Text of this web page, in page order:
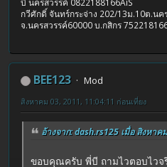
กวีศักดิ์ จันทร์กระจ่าง 202/13ม.10ต.นค
จ.นครสวรรค์60000 บ.กสิกร
BEE123
Mod
สิงหาคม 03, 2011, 11:04:11 ก่อนเที่ยง
อ้างจาก: dash.rs125 เมื่อ สิงหาค
ขอบคุณครับ พี่บี ถามไวตอบไวจ